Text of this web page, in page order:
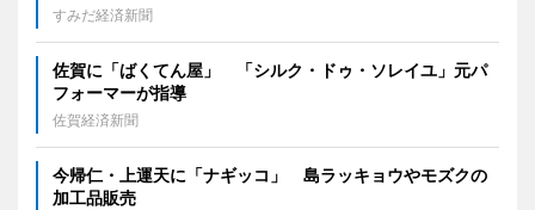
すみだ経済新聞
佐賀に「ばくてん屋」 「シルク・ドゥ・ソレイユ」元パ
フォーマーが指導
佐賀経済新聞
今帰仁・上運天に「ナギッコ」 島ラッキョウやモズクの
加工品販売